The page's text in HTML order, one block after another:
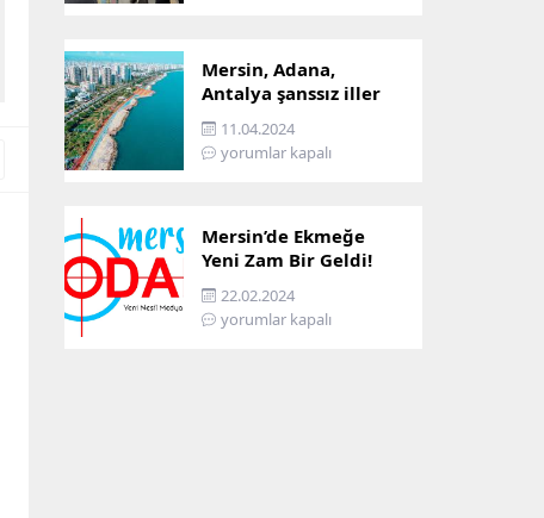
Mersin, Adana,
Antalya şanssız iller
arasına girdi: İşte
sebebi…
11.04.2024
yorumlar kapalı
Mersin’de Ekmeğe
Yeni Zam Bir Geldi!
İşte Mersin’in Zamlı
Ekmek Fiyatı!
22.02.2024
yorumlar kapalı